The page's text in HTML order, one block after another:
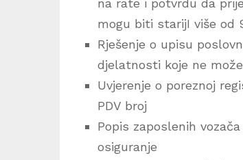
na rate i potvrdu da
mogu biti starijI više od
Rješenje o upisu
djelatnosti koje ne
Uvjerenje o poreznoj
PDV broj
Popis zaposlenih
osiguranje